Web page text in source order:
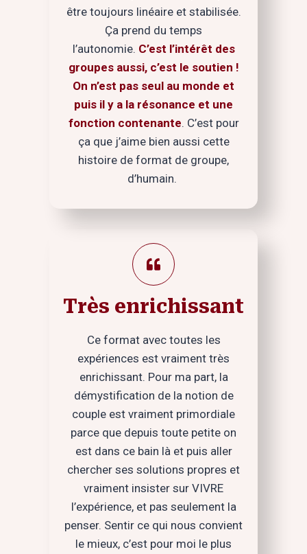
être toujours linéaire et stabilisée.
Ça prend du temps
l’autonomie. C’est l’intérêt des
groupes aussi, c’est le soutien !
On n’est pas seul au monde et
puis il y a la résonance et une
fonction contenante. C’est pour
ça que j’aime bien aussi cette
histoire de format de groupe,
d’humain.
Très enrichissant
Ce format avec toutes les
expériences est vraiment très
enrichissant. Pour ma part, la
démystification de la notion de
couple est vraiment primordiale
parce que depuis toute petite on
est dans ce bain là et puis aller
chercher ses solutions propres et
vraiment insister sur VIVRE
l’expérience, et pas seulement la
penser. Sentir ce qui nous convient
le mieux, c’est pour moi le plus